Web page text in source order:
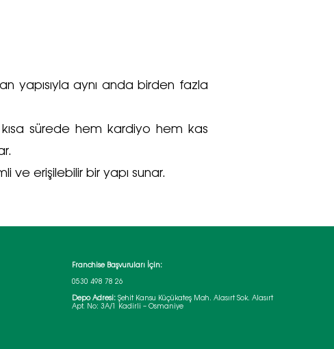
yapısıyla aynı anda birden fazla
sürede hem kardiyo hem kas
ve erişilebilir bir yapı sunar.
Franchise Başvuruları İçin:
0530 498 78 26
Depo Adresi:Şehit Kansu Küçükateş Mah. Alasırt Sok. Alasırt
Apt. No: 3A/1 Kadirli – Osmaniye